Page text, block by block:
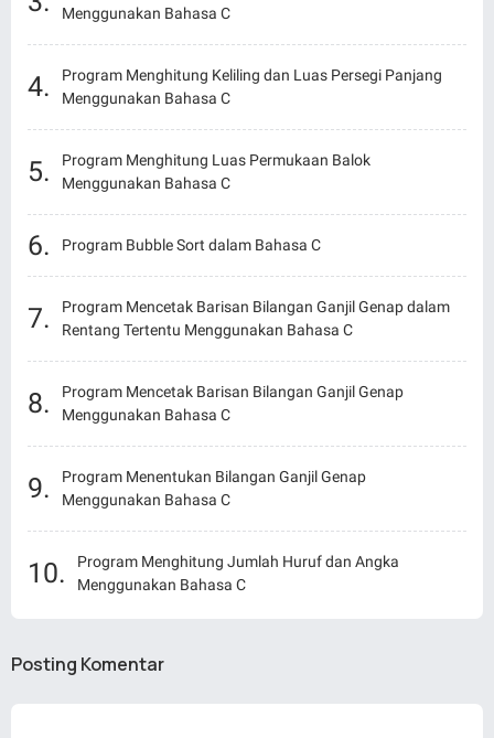
Menggunakan Bahasa C
Program Menghitung Keliling dan Luas Persegi Panjang
Menggunakan Bahasa C
Program Menghitung Luas Permukaan Balok
Menggunakan Bahasa C
Program Bubble Sort dalam Bahasa C
Program Mencetak Barisan Bilangan Ganjil Genap dalam
Rentang Tertentu Menggunakan Bahasa C
Program Mencetak Barisan Bilangan Ganjil Genap
Menggunakan Bahasa C
Program Menentukan Bilangan Ganjil Genap
Menggunakan Bahasa C
Program Menghitung Jumlah Huruf dan Angka
Menggunakan Bahasa C
Posting Komentar